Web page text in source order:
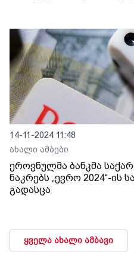
14-11-2024 11:48
ახალი ამბები
ეროვნულმა ბანკმა
ნაკრებს „ევრო 2024“-ის
გადასცა
ყველა ახალი ამბავი